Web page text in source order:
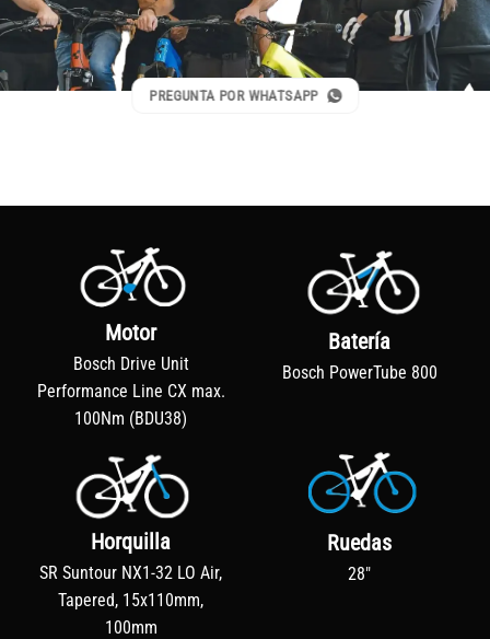
PREGUNTA POR WHATSAPP
Motor
Bosch Drive Unit
Performance Line CX max.
100Nm (BDU38)
Batería
Bosch PowerTube 800
Horquilla
SR Suntour NX1-32 LO Air,
Tapered, 15x110mm,
100mm
Ruedas
28"